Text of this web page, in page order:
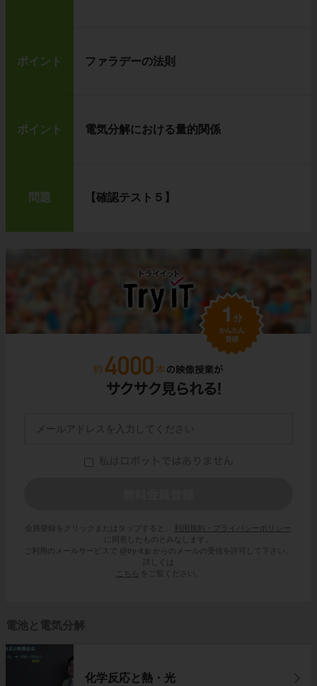
ポイント ファラデーの法則
ポイント 電気分解における量的関係
問題 【確認テスト５】
会員登録をクリックまたはタップすると、
利用規約・プライバシーポリシー
に同意したものとみなします。
ご利用のメールサービスで @try-it.jp からのメールの受信を許可して下さい。
詳しくは
こちら
をご覧ください。
電池と電気分解
化学反応と熱・光